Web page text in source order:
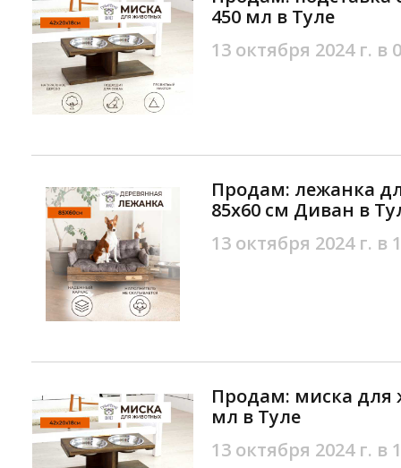
450 мл в Туле
13 октября 2024 г. в
Продам: лежанка
85х60 см Диван в
13 октября 2024 г. в
Продам: миска для
мл в Туле
13 октября 2024 г. в